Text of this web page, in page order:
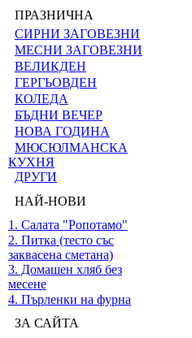
ПРАЗНИЧНА
СИРНИ ЗАГОВЕЗНИ
МЕСНИ ЗАГОВЕЗНИ
ВЕЛИКДЕН
ГЕРГЬОВДЕН
КОЛЕДА
БЪДНИ ВЕЧЕР
НОВА ГОДИНА
МЮСЮЛМАНСКА
КУХНЯ
ДРУГИ
НАЙ-НОВИ
1. Салата "Ропотамо"
2. Питка (тесто със
заквасена сметана)
3. Домашен хляб без
месене
4. Пърленки на фурна
ЗА САЙТА